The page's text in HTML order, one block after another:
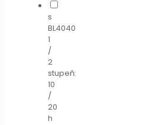
s
BL4040
1
/
2
stupeň:
10
/
20
h